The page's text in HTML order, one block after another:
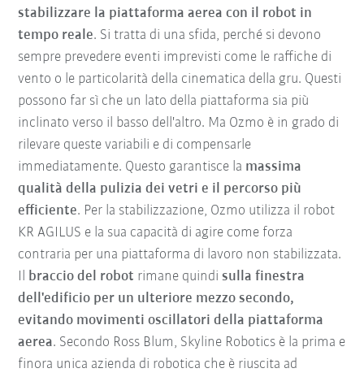
stabilizzare la piattaforma aerea con il robot in
tempo reale. Si tratta di una sfida, perché si devono
sempre prevedere eventi imprevisti come le raffiche di
vento o le particolarità della cinematica della gru. Questi
possono far sì che un lato della piattaforma sia più
inclinato verso il basso dell'altro. Ma Ozmo è in grado di
rilevare queste variabili e di compensarle
immediatamente. Questo garantisce la massima
qualità della pulizia dei vetri e il percorso più
efficiente. Per la stabilizzazione, Ozmo utilizza il robot
KR AGILUS e la sua capacità di agire come forza
contraria per una piattaforma di lavoro non stabilizzata.
Il braccio del robot rimane quindisulla finestra
dell'edificio per un ulteriore mezzo secondo,
evitando movimenti oscillatori della piattaforma
aerea. Secondo Ross Blum, Skyline Robotics è la prima e
finora unica azienda di robotica che è riuscita ad